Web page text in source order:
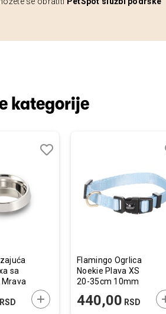
kategorije
sa
RSD DODAJTE U KORPU
Flamingo Ogrlica
Noekie Plava XS
20-35cm 10mm
440,00 RSD